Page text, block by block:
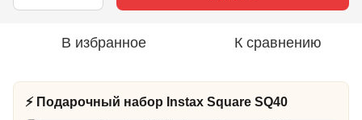
В избранное К сравнению
⚡ Подарочный набор Instax Square SQ40